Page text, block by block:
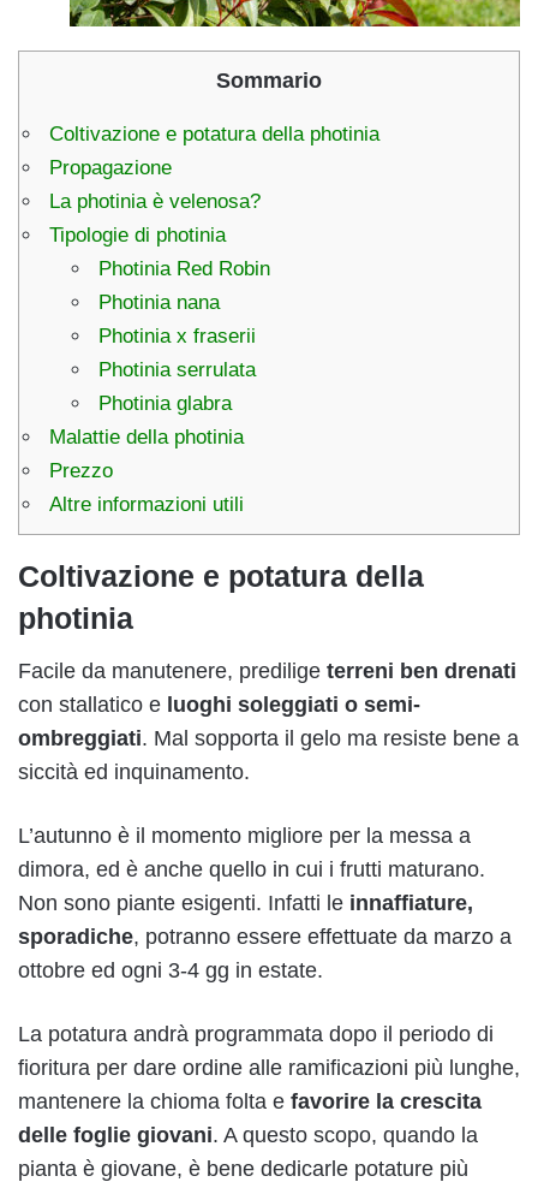
Sommario
Coltivazione e potatura della photinia
Propagazione
La photinia è velenosa?
Tipologie di photinia
Photinia Red Robin
Photinia nana
Photinia x fraserii
Photinia serrulata
Photinia glabra
Malattie della photinia
Prezzo
Altre informazioni utili
Coltivazione e potatura della
photinia
Facile da manutenere, predilige terreni ben drenati
con stallatico e luoghi soleggiati o semi-
ombreggiati. Mal sopporta il gelo ma resiste bene a
siccità ed inquinamento.
L’autunno è il momento migliore per la messa a
dimora, ed è anche quello in cui i frutti maturano.
Non sono piante esigenti. Infatti le innaffiature,
sporadiche, potranno essere effettuate da marzo a
ottobre ed ogni 3-4 gg in estate.
La potatura andrà programmata dopo il periodo di
fioritura per dare ordine alle ramificazioni più lunghe,
mantenere la chioma folta e favorire la crescita
delle foglie giovani. A questo scopo, quando la
pianta è giovane, è bene dedicarle potature più